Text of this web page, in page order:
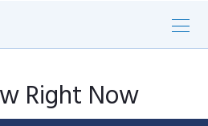
Right Now